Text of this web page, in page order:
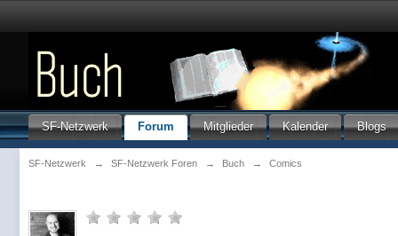
SF-Netzwerk Forum Mitglieder Kalender Blogs
SF-Netzwerk → SF-Netzwerk Foren → Buch → Comics